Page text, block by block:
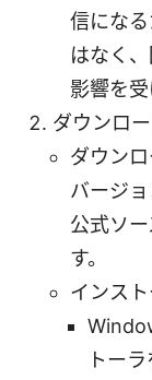
信にな
はなく
影響を受
ダウンロ
ダウン
バージ
公式ソ
す。
インス
トー